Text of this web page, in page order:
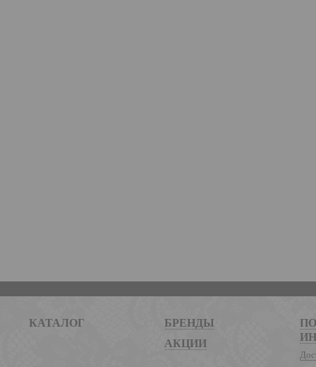
КАТАЛОГ
БРЕНДЫ
АКЦИИ